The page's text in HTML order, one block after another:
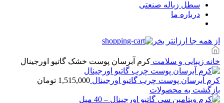
سطل زباله صنعتی
درباره ما
از همه جا ارزانتر بخر
خانه زیبایی و سلامت کرم آبرسان پوست خشک گاتیو اورجینال
کرم آبرسان پوست چرب گاتیو اورجینال 1,515,000 تومان
بازگشت به محصولات